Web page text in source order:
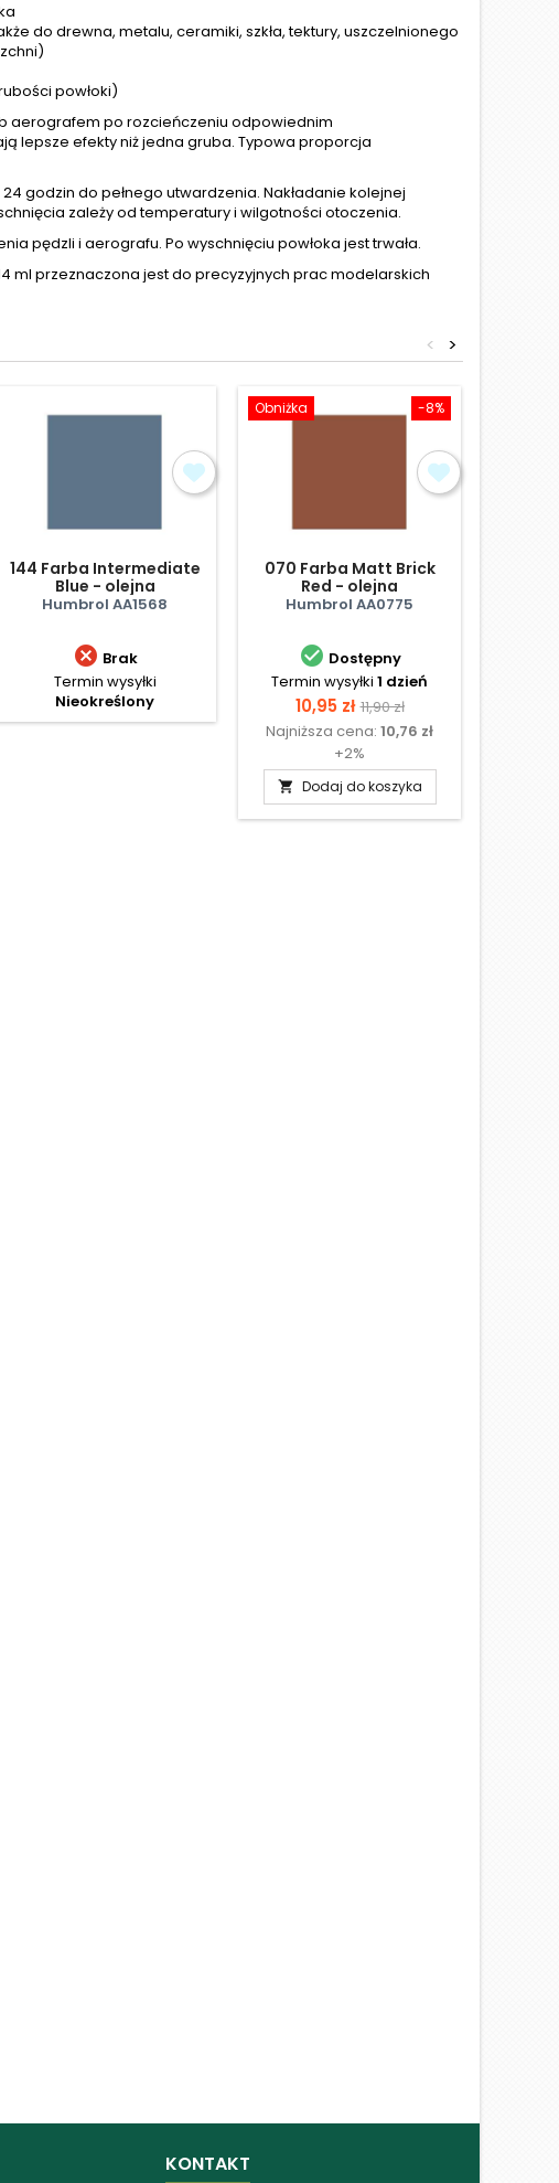
do drewna, metalu, ceramiki, szkła, tektury, uszczelnionego
powłoki)
aerografem po rozcieńczeniu odpowiednim
lepsze efekty niż jedna gruba. Typowa proporcja
godzin do pełnego utwardzenia. Nakładanie kolejnej
zależy od temperatury i wilgotności otoczenia.
pędzli i aerografu. Po wyschnięciu powłoka jest trwała.
ml przeznaczona jest do precyzyjnych prac modelarskich
>
<
144 Farba Intermediate
Blue - olejna
Humbrol AA1568
 Brak
Termin wysyłki
Nieokreślony
-8%
Obniżka
070 Farba Matt Brick
Red - olejna
Humbrol AA0775
 Dostępny
Termin wysyłki 1 dzień
Cena
10,95 zł Cena
podstawowa
11,90 zł
Najniższa cena: 10,76 zł
+2%
 Dodaj do koszyka
KONTAKT